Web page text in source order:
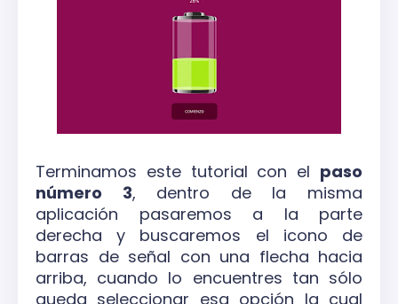
Terminamos este tutorial con el paso
número 3, dentro de la misma
aplicación pasaremos a la parte
derecha y buscaremos el icono de
barras de señal con una flecha hacia
arriba, cuando lo encuentres tan sólo
queda seleccionar esa opción la cual